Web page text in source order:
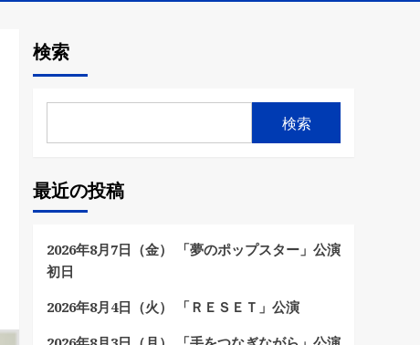
検索
検索
最近の投稿
2026年8月7日（金） 「夢のポップスター」公演
初日
2026年8月4日（火） 「ＲＥＳＥＴ」公演